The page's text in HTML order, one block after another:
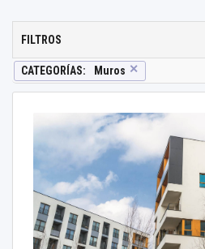
FILTROS
CATEGORÍAS: Muros ✕